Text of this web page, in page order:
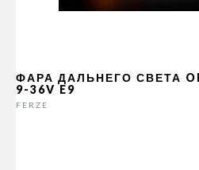
ФАРА ДАЛЬНЕГО СВЕТА
9-36V E9
FERZE